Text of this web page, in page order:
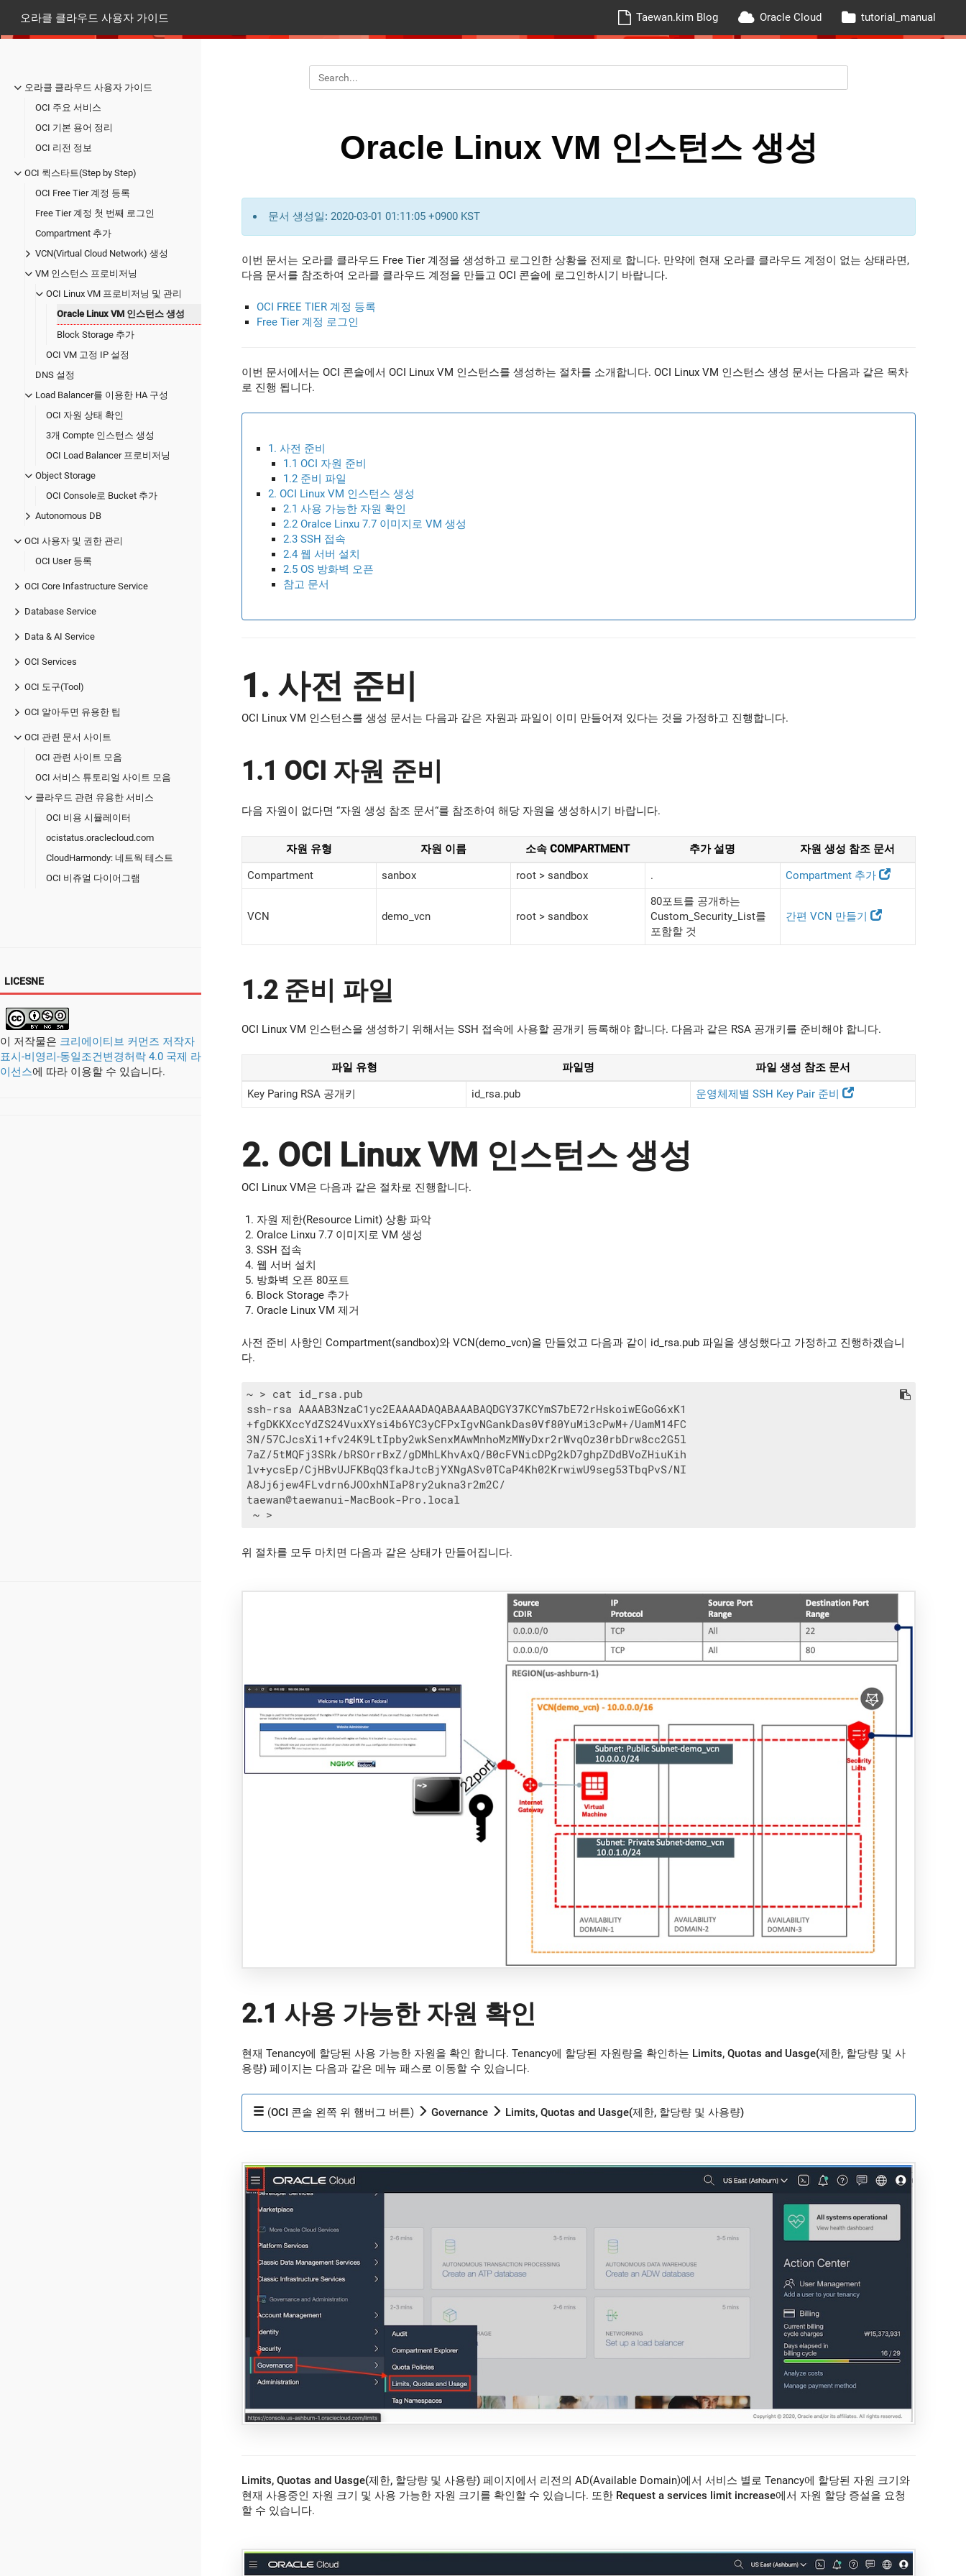
오라클 클라우드 사용자 가이드 Taewan.kim Blog Oracle Cloud tutorial_manual
오라클 클라우드 사용자 가이드
OCI 주요 서비스
OCI 기본 용어 정리
OCI 리전 정보
OCI 퀵스타트(Step by Step)
OCI Free Tier 계정 등록
Free Tier 계정 첫 번째 로그인
Compartment 추가
VCN(Virtual Cloud Network) 생성
VM 인스턴스 프로비저닝
OCI Linux VM 프로비저닝 및 관리
Oracle Linux VM 인스턴스 생성
Block Storage 추가
OCI VM 고정 IP 설정
DNS 설정
Load Balancer를 이용한 HA 구성
OCI 자원 상태 확인
3개 Compte 인스턴스 생성
OCI Load Balancer 프로비저닝
Object Storage
OCI Console로 Bucket 추가
Autonomous DB
OCI 사용자 및 권한 관리
OCI User 등록
OCI Core Infastructure Service
Database Service
Data & AI Service
OCI Services
OCI 도구(Tool)
OCI 알아두면 유용한 팁
OCI 관련 문서 사이트
OCI 관련 사이트 모음
OCI 서비스 튜토리얼 사이트 모음
클라우드 관련 유용한 서비스
OCI 비용 시뮬레이터
ocistatus.oraclecloud.com
CloudHarmondy: 네트웍 테스트
OCI 비쥬얼 다이어그램
LICESNE
이 저작물은 크리에이티브 커먼즈 저작자
표시-비영리-동일조건변경허락 4.0 국제 라
이선스에 따라 이용할 수 있습니다.
Oracle Linux VM 인스턴스 생성
문서 생성일: 2020-03-01 01:11:05 +0900 KST
이번 문서는 오라클 클라우드 Free Tier 계정을 생성하고 로그인한 상황을 전제로 합니다. 만약에 현재 오라클 클라우드 계정이 없는 상태라면,
다음 문서를 참조하여 오라클 클라우드 계정을 만들고 OCI 콘솔에 로그인하시기 바랍니다.
OCI FREE TIER 계정 등록
Free Tier 계정 로그인
이번 문서에서는 OCI 콘솔에서 OCI Linux VM 인스턴스를 생성하는 절차를 소개합니다. OCI Linux VM 인스턴스 생성 문서는 다음과 같은 목차
로 진행 됩니다.
1. 사전 준비
1.1 OCI 자원 준비
1.2 준비 파일
2. OCI Linux VM 인스턴스 생성
2.1 사용 가능한 자원 확인
2.2 Oralce Linxu 7.7 이미지로 VM 생성
2.3 SSH 접속
2.4 웹 서버 설치
2.5 OS 방화벽 오픈
참고 문서
1. 사전 준비
OCI Linux VM 인스턴스를 생성 문서는 다음과 같은 자원과 파일이 이미 만들어져 있다는 것을 가정하고 진행합니다.
1.1 OCI 자원 준비
다음 자원이 없다면 “자원 생성 참조 문서“를 참조하여 해당 자원을 생성하시기 바랍니다.
자원 유형 자원 이름 소속 COMPARTMENT 추가 설명 자원 생성 참조 문서
Compartment sanbox root > sandbox . Compartment 추가
VCN demo_vcn root > sandbox
80포트를 공개하는
Custom_Security_List를
포함할 것
간편 VCN 만들기
1.2 준비 파일
OCI Linux VM 인스턴스을 생성하기 위해서는 SSH 접속에 사용할 공개키 등록해야 합니다. 다음과 같은 RSA 공개키를 준비해야 합니다.
파일 유형 파일명 파일 생성 참조 문서
Key Paring RSA 공개키 id_rsa.pub 운영체제별 SSH Key Pair 준비
2. OCI Linux VM 인스턴스 생성
OCI Linux VM은 다음과 같은 절차로 진행합니다.
자원 제한(Resource Limit) 상황 파악
Oralce Linxu 7.7 이미지로 VM 생성
SSH 접속
웹 서버 설치
방화벽 오픈 80포트
Block Storage 추가
Oracle Linux VM 제거
사전 준비 사항인 Compartment(sandbox)와 VCN(demo_vcn)을 만들었고 다음과 같이 id_rsa.pub 파일을 생성했다고 가정하고 진행하겠습니
다.
~ > cat id_rsa.pub
ssh-rsa AAAAB3NzaC1yc2EAAAADAQABAAABAQDGY37KCYmS7bE72rHskoiwEGoG6xK1
+fgDKKXccYdZS24VuxXYsi4b6YC3yCFPxIgvNGankDas0Vf80YuMi3cPwM+/UamM14FC
3N/57CJcsXi1+fv24K9LtIpby2wkSenxMAwMnhoMzMWyDxr2rWvqOz30rbDrw8cc2G5l
7aZ/5tMQFj3SRk/bRSOrrBxZ/gDMhLKhvAxQ/B0cFVNicDPg2kD7ghpZDdBVoZHiuKih
lv+ycsEp/CjHBvUJFKBqQ3fkaJtcBjYXNgASv0TCaP4Kh02KrwiwU9seg53TbqPvS/NI
A8Jj6jew4FLvdrn6JOOxhNIaP8ry2ukna3r2m2C/
taewan@taewanui-MacBook-Pro.local
위 절차를 모두 마치면 다음과 같은 상태가 만들어집니다.
2.1 사용 가능한 자원 확인
현재 Tenancy에 할당된 사용 가능한 자원을 확인 합니다. Tenancy에 할당된 자원량을 확인하는 Limits, Quotas and Uasge(제한, 할당량 및 사
용량) 페이지는 다음과 같은 메뉴 패스로 이동할 수 있습니다.
(OCI 콘솔 왼쪽 위 햄버그 버튼) Governance Limits, Quotas and Uasge(제한, 할당량 및 사용량)
Limits, Quotas and Uasge(제한, 할당량 및 사용량) 페이지에서 리전의 AD(Available Domain)에서 서비스 별로 Tenancy에 할당된 자원 크기와
현재 사용중인 자원 크기 및 사용 가능한 자원 크기를 확인할 수 있습니다. 또한 Request a services limit increase에서 자원 할당 증설을 요청
할 수 있습니다.